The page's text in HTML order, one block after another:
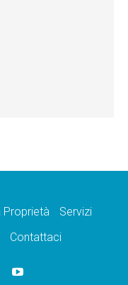
Proprietà
Servizi
Contattaci